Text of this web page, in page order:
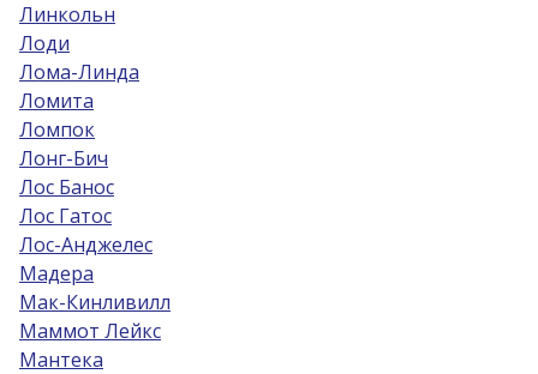
Линкольн
Лоди
Лома-Линда
Ломита
Ломпок
Лонг-Бич
Лос Банос
Лос Гатос
Лос-Анджелес
Мадера
Мак-Кинливилл
Маммот Лейкс
Мантека